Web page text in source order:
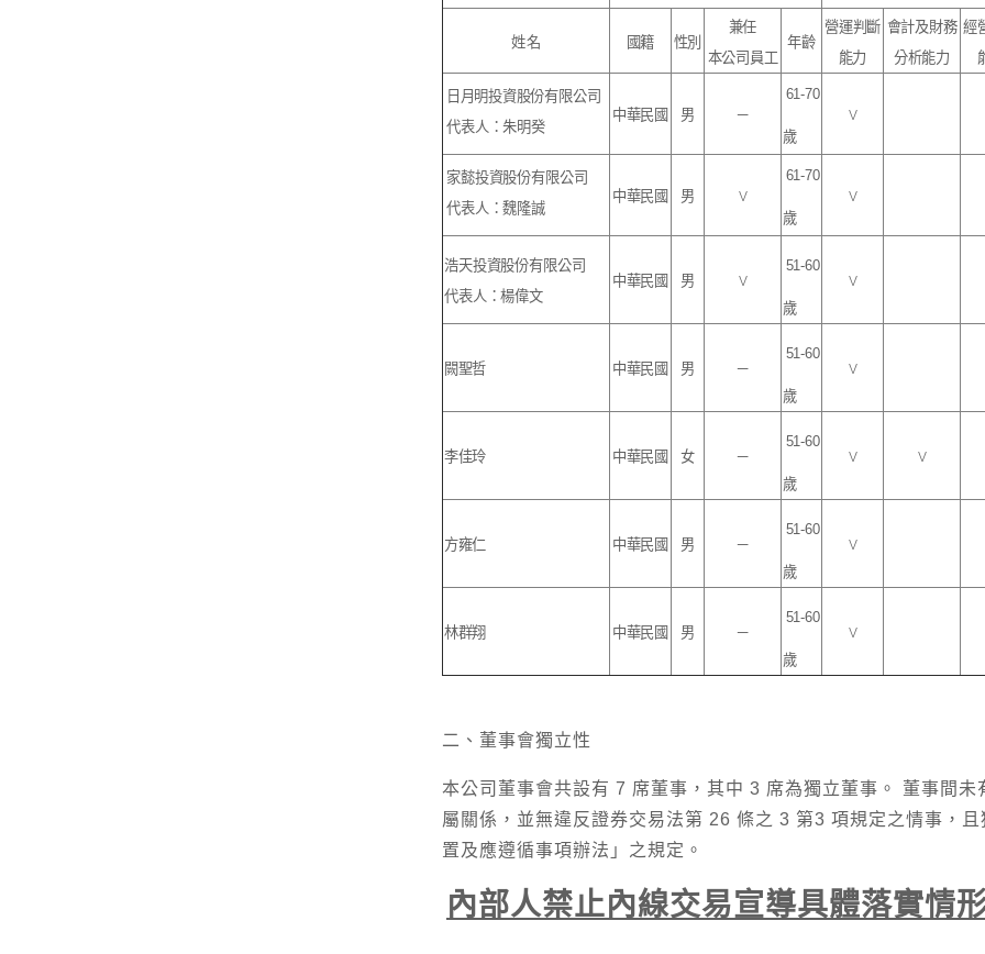
姓名 國籍 性別
兼任
本公司員工
年齡
營運判 斷
能力
會計及財務
分析能力
經
日月明投資股份有限公司
代表人：朱明癸
中華民國 男 －
61-70
歲
V
家懿投資股份有限公司
代表人：魏隆誠
中華民國 男 V
61-70
歲
V
浩天投資股份有限公司
代表人：楊偉文
中華民國 男 V
51-60
歲
V
闕聖哲 中華民國 男 －
51-60
歲
V
李佳玲 中華民國 女 －
51-60
歲
V V
方雍仁 中華民國 男 －
51-60
歲
V
林群翔 中華民國 男 －
51-60
歲
V
二、董事會獨立性
本公司董事會共設有 7 席董事，其中 3 席為獨立董事。 董事間
屬關係，並無違反證券交易法第 26 條之 3 第3 項規定之情事，
置及應遵循事項辦法」之規定。
內部人禁止內線交易宣導具體落實情